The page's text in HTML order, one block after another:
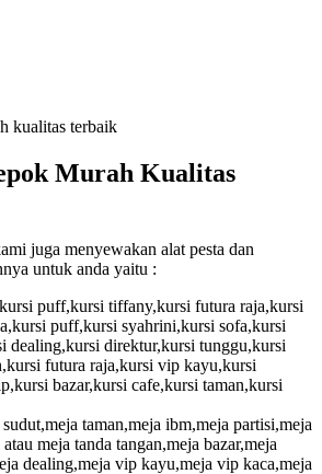
kualitas terbaik
Murah Kualitas
juga menyewakan alat pesta dan
untuk anda yaitu :
puff,kursi tiffany,kursi futura raja,kursi
puff,kursi syahrini,kursi sofa,kursi
dealing,kursi direktur,kursi tunggu,kursi
futura raja,kursi vip kayu,kursi
bazar,kursi cafe,kursi taman,kursi
taman,meja ibm,meja partisi,meja
meja tanda tangan,meja bazar,meja
dealing,meja vip kayu,meja vip kaca,meja